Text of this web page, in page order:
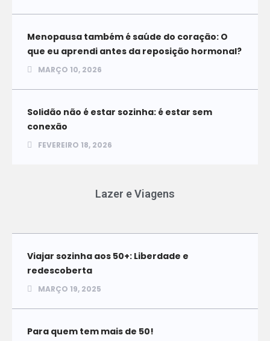
Menopausa também é saúde do coração: O
que eu aprendi antes da reposição hormonal?
MARÇO 10, 2026
Solidão não é estar sozinha: é estar sem
conexão
FEVEREIRO 18, 2026
Lazer e Viagens
Viajar sozinha aos 50+: Liberdade e
redescoberta
MARÇO 19, 2025
Para quem tem mais de 50!